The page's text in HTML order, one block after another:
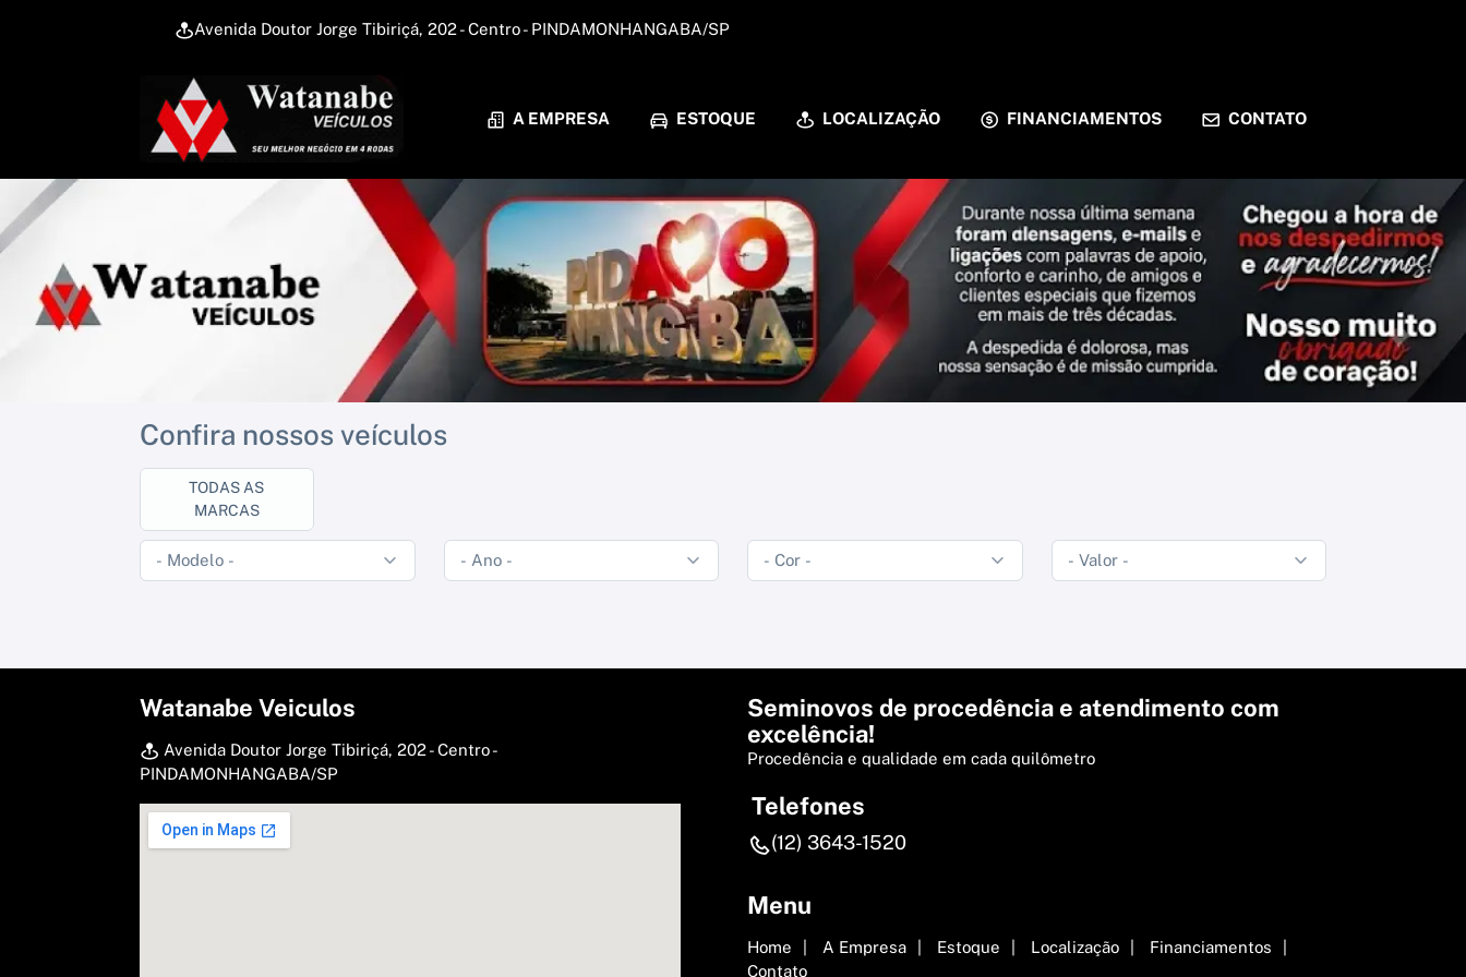
Avenida Doutor Jorge Tibiriçá, 202 - Centro - PINDAMONHANGABA/SP
A EMPRESA ESTOQUE LOCALIZAÇÃO FINANCIAMENTOS CONTATO
Confira nossos veículos
TODAS AS
MARCAS
Watanabe Veiculos
Avenida Doutor Jorge Tibiriçá, 202 - Centro -
PINDAMONHANGABA/SP
Seminovos de procedência e atendimento com
excelência!
Procedência e qualidade em cada quilômetro
Telefones
(12) 3643-1520
Menu
Home A Empresa Estoque Localização
Financiamentos
Contato